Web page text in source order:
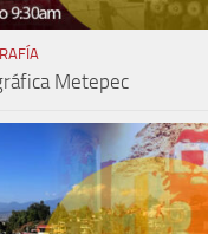
Metepec